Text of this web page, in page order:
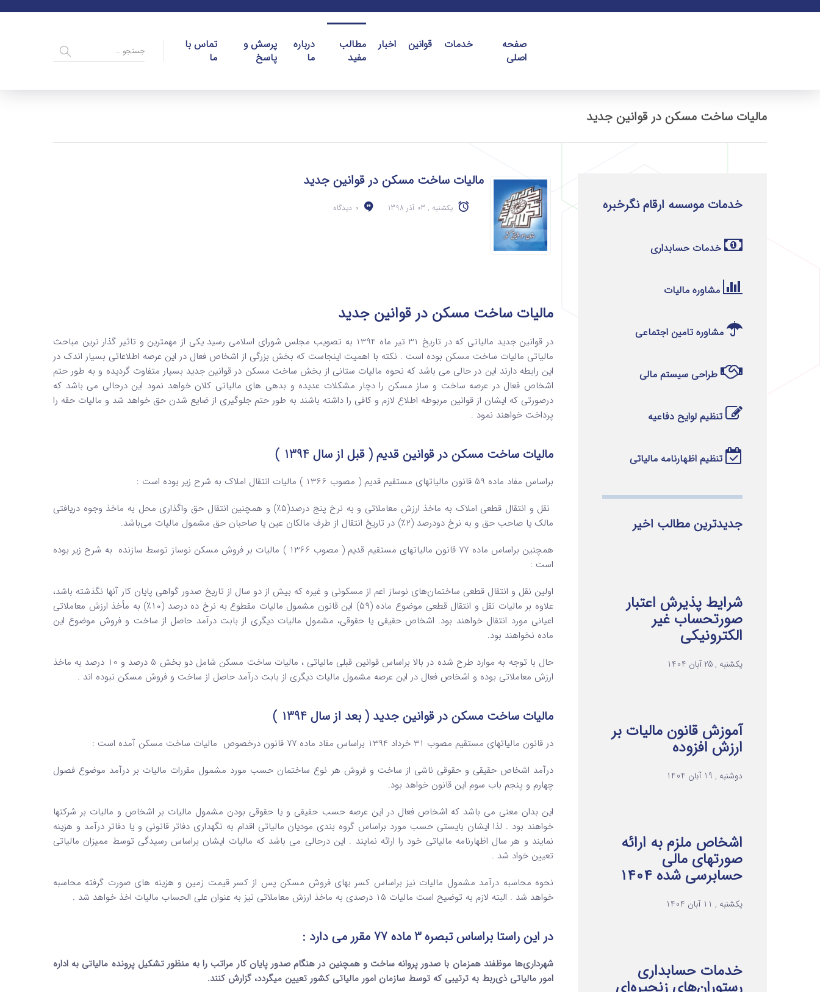
صفحه
اصلی
خدمات قوانین اخبار
مطالب
مفید
درباره
ما
پرسش و
پاسخ
تماس با
ما
مالیات ساخت مسکن در قوانین جدید
مالیات ساخت مسکن در قوانین جدید
یکشنبه , 03 آذر 1398 0 دیدگاه
مالیات ساخت مسکن در قوانین جدید
در قوانین جدید مالیاتی که در تاریخ 31 تیر ماه 1394 به تصویب مجلس شورای اسلامی رسید یکی از مهمترین و تاثیر گذار ترین مباحث
مالیاتی مالیات ساخت مسکن بوده است . نکته با اهمیت اینجاست که بخش بزرگی از اشخاص فعال در این عرصه اطلاعاتی بسیار اندک در
این رابطه دارند این در حالی می باشد که نحوه مالیات ستانی از بخش ساخت مسکن در قوانین جدید بسیار متفاوت گردیده و به طور حتم
اشخاص فعال در عرصه ساخت و ساز مسکن را دچار مشکلات عدیده و بدهی های مالیاتی کلان خواهد نمود این درحالی می باشد که
درصورتی که ایشان از قوانین مربوطه اطلاع لازم و کافی را داشته باشند به طور حتم جلوگیری از ضایع شدن حق خواهد شد و مالیات حقه را
پرداخت خواهند نمود .
مالیات ساخت مسکن در قوانین قدیم ( قبل از سال 1394 )
براساس مفاد ماده 59 قانون مالیاتهای مستقیم قدیم ( مصوب 1366 ) مالیات انتقال املاک به شرح زیر بوده است :
نقل و انتقال قطعی املاک به ماخذ ارزش معاملاتی و به نرخ پنج درصد(۵٪) و همچنین انتقال حق واگذاری محل به ماخذ وجوه دریافتی‌
مالک یا صاحب حق و به نرخ دودرصد (۲٪) در تاریخ انتقال از طرف مالکان عین یا صاحبان حق مشمول مالیات می‌باشد.
همچنین براساس ماده 77 قانون مالیاتهای مستقیم قدیم ( مصوب 1366 ) مالیات بر فروش مسکن نوساز توسط سازنده به شرح زیر بوده
است :
اولین نقل و انتقال قطعی ساختمان‌های نوساز اعم از مسکونی و غیره که بیش از دو سال از تاریخ صدور گواهی پایان کار آنها نگذشته‌ باشد،
علاوه بر مالیات نقل و انتقال قطعی موضوع ماده (۵۹) این قانون مشمول مالیات مقطوع به نرخ ده ‌درصد (۱۰٪) به مأخذ ارزش معاملاتی
اعیانی ‌مورد انتقال خواهند بود. اشخاص حقیقی یا حقوقی، مشمول مالیات دیگری از بابت درآمد حاصل از ساخت و فروش موضوع این
ماده نخواهند بود.
حال با توجه به موارد طرح شده در بالا براساس قوانین قبلی مالیاتی ، مالیات ساخت مسکن شامل دو بخش 5 درصد و 10 درصد به ماخذ
ارزش معاملاتی بوده و اشخاص فعال در این عرصه مشمول مالیات دیگری از بابت درآمد حاصل از ساخت و فروش مسکن نبوده اند .
مالیات ساخت مسکن در قوانین جدید ( بعد از سال 1394 )
در قانون مالیاتهای مستقیم مصوب 31 خرداد 1394 براساس مفاد ماده 77 قانون درخصوص مالیات ساخت مسکن آمده است :
درآمد اشخاص حقیقی و حقوقی ناشی از ساخت و فروش هر نوع ساختمان حسب مورد مشمول مقررات مالیات بر درآمد موضوع فصول
چهارم و پنجم باب سوم این قانون خواهد بود.
این بدان معنی می باشد که اشخاص فعال در این عرصه حسب حقیقی و یا حقوقی بودن مشمول مالیات بر اشخاص و مالیات بر شرکتها
خواهند بود . لذا ایشان بایستی حسب مورد براساس گروه بندی مودیان مالیاتی اقدام به نگهداری دفاتر قانونی و یا دفاتر درآمد و هزینه
نمایند و هر سال اظهارنامه مالیاتی خود را ارائه نمایند . این درحالی می باشد که مالیات ایشان براساس رسیدگی توسط ممیزان مالیاتی
تعیین خواد شد .
نحوه محاسبه درآمد مشمول مالیات نیز براساس کسر بهای فروش مسکن پس از کسر قیمت زمین و هزینه های صورت گرفته محاسبه
خواهد شد . البته لازم به توضیح است مالیات 15 درصدی به ماخذ ارزش معاملاتی نیز به عنوان علی الحساب مالیات اخذ خواهد شد .
در این راستا براساس تبصره 3 ماده 77 مقرر می دارد :
شهرداری‌ها موظفند همزمان با صدور پروانه ساخت و همچنین در هنگام صدور پایان کار مراتب را به منظور تشکیل پرونده مالیاتی به اداره
امور مالیاتی ذی‌ربط به ترتیبی که توسط سازمان امور مالیاتی کشور تعیین می­گردد، گزارش کنند.
خدمات موسسه ارقام نگرخبره
خدمات حسابداری
مشاوره مالیات
مشاوره تامین اجتماعی
طراحی سیستم مالی
تنظیم لوایح دفاعیه
تنظیم اظهارنامه مالیاتی
جدیدترین مطالب اخیر
شرایط پذیرش اعتبار
صورتحساب غیر
الکترونیکی
یکشنبه , 25 آبان 1404
آموزش قانون مالیات بر
ارزش افزوده
دوشنبه , 19 آبان 1404
اشخاص ملزم به ارائه
صورتهای مالی
حسابرسی شده ۱۴۰۴
یکشنبه , 11 آبان 1404
خدمات حسابداری